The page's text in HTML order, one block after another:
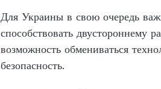
Для Украины в свою очередь
способствовать двустороннему
возможность обмениваться
безопасность.